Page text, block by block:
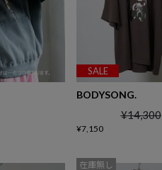
SALE
BODYSONG.
¥14,300
¥7,150
在庫無し